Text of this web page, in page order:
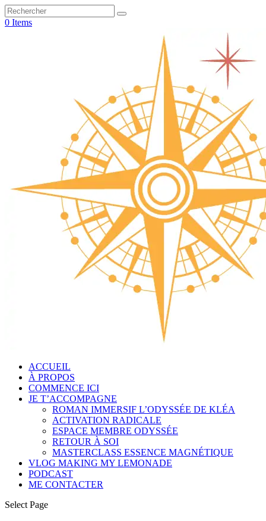
0 Items
ACCUEIL
À PROPOS
COMMENCE ICI
JE T’ACCOMPAGNE
ROMAN IMMERSIF L’ODYSSÉE DE KLÉA
ACTIVATION RADICALE
ESPACE MEMBRE ODYSSÉE
RETOUR À SOI
MASTERCLASS ESSENCE MAGNÉTIQUE
VLOG MAKING MY LEMONADE
PODCAST
ME CONTACTER
Select Page